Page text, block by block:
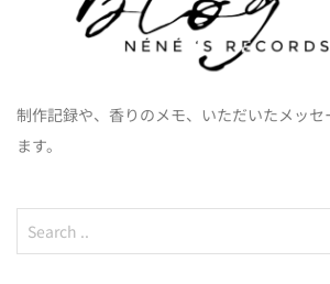
制作記録や、香りのメモ、いただいたメッ
ます。